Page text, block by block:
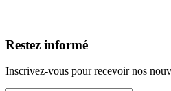
Restez informé
Inscrivez-vous pour recevoir nos